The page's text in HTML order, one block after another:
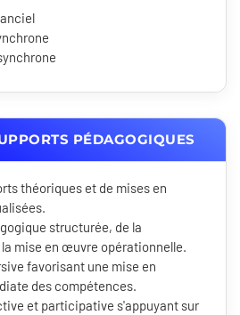
PÉDAGOGIQUES
théoriques et de mises en
structurée, de la
mise en œuvre opérationnelle.
favorisant une mise en
des compétences.
et participative s'appuyant sur